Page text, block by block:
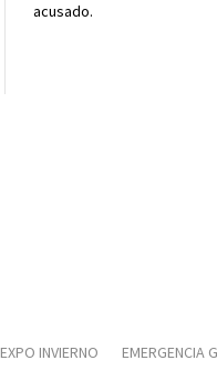
acusado.
EXPO INVIERNO EMERGENCIA